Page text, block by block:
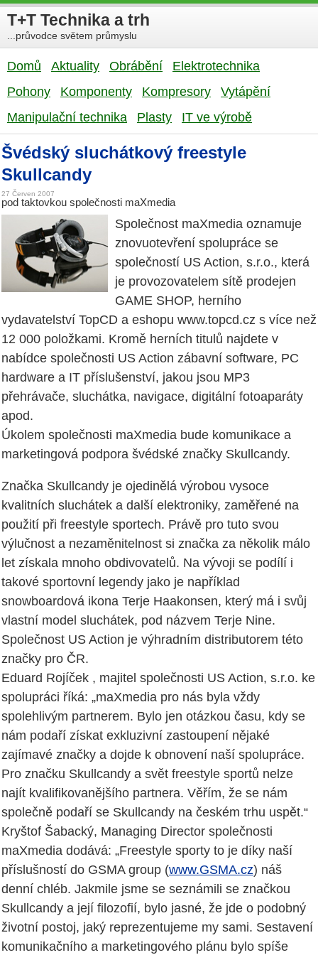
T+T Technika a trh
...průvodce světem průmyslu
Domů Aktuality Obrábění
Elektrotechnika
Pohony
Komponenty Kompresory
Vytápění
Manipulační technika
Plasty IT ve výrobě
Švédský sluchátkový freestyle
Skullcandy
27 Červen 2007
pod taktovkou společnosti maXmedia
Společnost maXmedia oznamuje
znovuotevření spolupráce se
společností US Action, s.r.o., která
je provozovatelem sítě prodejen
GAME SHOP, herního
vydavatelství TopCD a eshopu www.topcd.cz s více než
12 000 položkami. Kromě herních titulů najdete v
nabídce společnosti US Action zábavní software, PC
hardware a IT příslušenství, jakou jsou MP3
přehrávače, sluchátka, navigace, digitální fotoaparáty
apod.
Úkolem společnosti maXmedia bude komunikace a
marketingová podpora švédské značky Skullcandy.
Značka Skullcandy je ojedinělá výrobou vysoce
kvalitních sluchátek a další elektroniky, zaměřené na
použití při freestyle sportech. Právě pro tuto svou
výlučnost a nezaměnitelnost si značka za několik málo
let získala mnoho obdivovatelů. Na vývoji se podílí i
takové sportovní legendy jako je například
snowboardová ikona Terje Haakonsen, který má i svůj
vlastní model sluchátek, pod názvem Terje Nine.
Společnost US Action je výhradním distributorem této
značky pro ČR.
Eduard Rojíček , majitel společnosti US Action, s.r.o. ke
spolupráci říká: „maXmedia pro nás byla vždy
spolehlivým partnerem. Bylo jen otázkou času, kdy se
nám podaří získat exkluzivní zastoupení nějaké
zajímavé značky a dojde k obnovení naší spolupráce.
Pro značku Skullcandy a svět freestyle sportů nelze
najít kvalifikovanějšího partnera. Věřím, že se nám
společně podaří se Skullcandy na českém trhu uspět.“
Kryštof Šabacký, Managing Director společnosti
maXmedia dodává: „Freestyle sporty to je díky naší
příslušností do GSMA group (www.GSMA.cz) náš
denní chléb. Jakmile jsme se seznámili se značkou
Skullcandy a její filozofií, bylo jasné, že jde o podobný
životní postoj, jaký reprezentujeme my sami. Sestavení
komunikačního a marketingového plánu bylo spíše